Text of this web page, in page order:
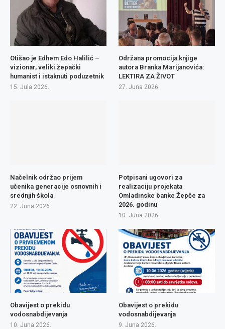
Otišao je Edhem Edo Halilić –
vizionar, veliki žepački
humanist i istaknuti poduzetnik
15. Jula 2026.
Održana promocija knjige
autora Branka Marijanovića:
LEKTIRA ZA ŽIVOT
27. Juna 2026.
Načelnik održao prijem
učenika generacije osnovnih i
srednjih škola
22. Juna 2026.
Potpisani ugovori za
realizaciju projekata
Omladinske banke Žepče za
2026. godinu
10. Juna 2026.
Obavijest o prekidu
vodosnabdijevanja
10. Juna 2026.
Obavijest o prekidu
vodosnabdijevanja
9. Juna 2026.